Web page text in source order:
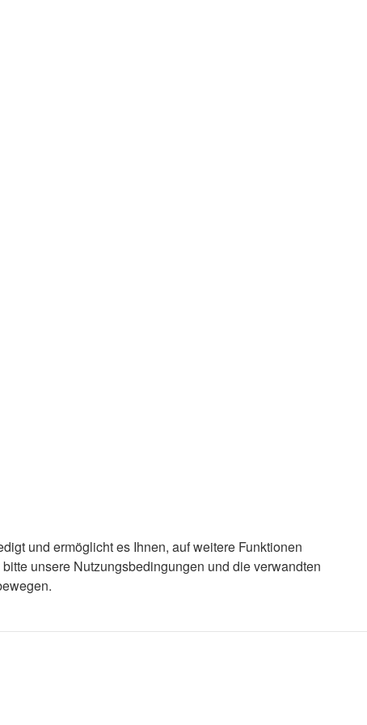
und ermöglicht es Ihnen, auf weitere Funktionen
unsere Nutzungsbedingungen und die verwandten